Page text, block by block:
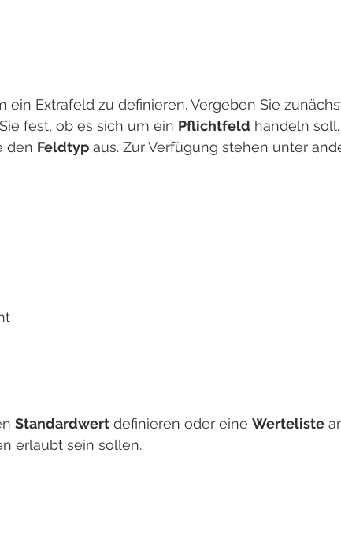
ein Extrafeld zu definieren. Vergeben Sie
fest, ob es sich um ein Pflichtfeld handeln soll.
den Feldtyp aus. Zur Verfügung stehen unter
Standardwert definieren oder eine Werteliste
erlaubt sein sollen.